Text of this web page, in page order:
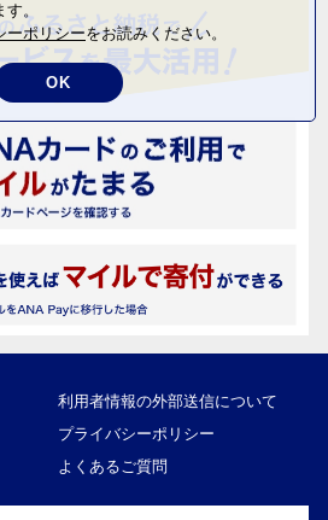
利用者情報の外部送信について
プライバシーポリシー
よくあるご質問
。
ーポリシーをお読みください。
OK